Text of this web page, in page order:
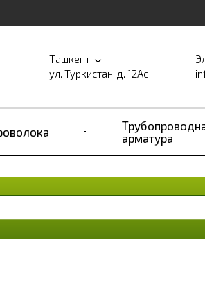
Ташкент
ул. Туркистан, д. 12Ас
арматура